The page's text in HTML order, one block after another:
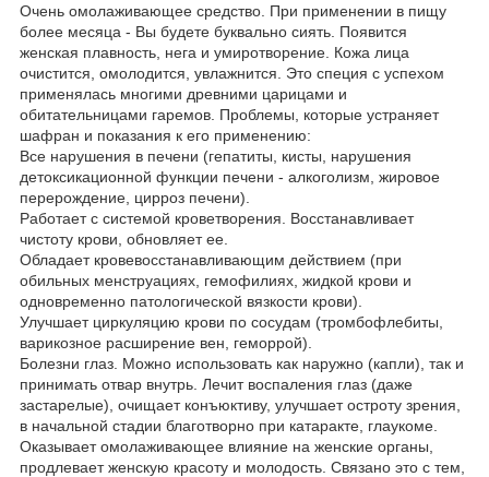
Очень омолаживающее средство. При применении в пищу
более месяца - Вы будете буквально сиять. Появится
женская плавность, нега и умиротворение. Кожа лица
очистится, омолодится, увлажнится. Это специя с успехом
применялась многими древними царицами и
обитательницами гаремов. Проблемы, которые устраняет
шафран и показания к его применению:
Все нарушения в печени (гепатиты, кисты, нарушения
детоксикационной функции печени - алкоголизм, жировое
перерождение, цирроз печени).
Работает с системой кроветворения. Восстанавливает
чистоту крови, обновляет ее.
Обладает кровевосстанавливающим действием (при
обильных менструациях, гемофилиях, жидкой крови и
одновременно патологической вязкости крови).
Улучшает циркуляцию крови по сосудам (тромбофлебиты,
варикозное расширение вен, геморрой).
Болезни глаз. Можно использовать как наружно (капли), так и
принимать отвар внутрь. Лечит воспаления глаз (даже
застарелые), очищает конъюктиву, улучшает остроту зрения,
в начальной стадии благотворно при катаракте, глаукоме.
Оказывает омолаживающее влияние на женские органы,
продлевает женскую красоту и молодость. Связано это с тем,